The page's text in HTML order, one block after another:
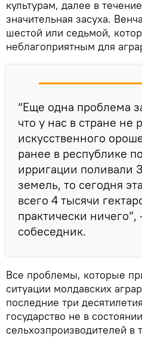
культурам, далее в
значительная засуха.
шестой или седьмой,
неблагоприятным для
“Еще одна проблема
что у нас в стране не
искусственного
ранее в республике
ирригации поливали
земель, то сегодня
всего 4 тысячи
практически ничего”,
собеседник.
Все проблемы, которые
ситуации молдавских
последние три
государство не в
сельхозпроизводителей в